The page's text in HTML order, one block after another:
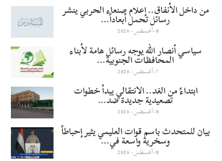
من داخل الأنفاق.. إعلام صنعاء الحربي ينشر
رسائل تحمل أبعاداً…
8-أغسطس- 2026
سياسي أنصار الله يوجه رسائل هامة لأبناء
المحافظات الجنوبية…
7-أغسطس- 2026
​ابتداءً من الغد.. الانتقالي يبدأ خطوات
تصعيدية جديدة ضد…
8-أغسطس- 2026
بيان للمتحدث باسم قوات العليمي يثير إحباطاً
وسخرية واسعة في…
8-أغسطس- 2026